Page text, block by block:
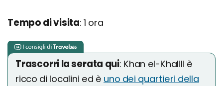
Tempo di visita: 1 ora
Trascorri la serata qui: Khan el-Khalili è
ricco di localini ed è uno dei quartieri della